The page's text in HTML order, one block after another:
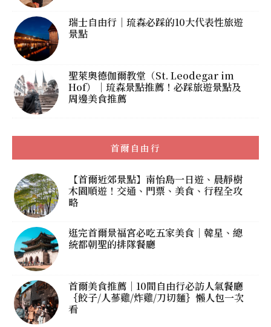
瑞士自由行｜琉森必踩的10大代表性旅遊
景點
聖萊奧德伽爾教堂（St. Leodegar im
Hof）｜琉森景點推薦！必踩旅遊景點及
周邊美食推薦
首爾自由行
【首爾近郊景點】南怡島一日遊、晨靜樹
木園順遊！交通、門票、美食、行程全攻
略
逛完首爾景福宮必吃五家美食｜韓星、總
統都朝聖的排隊餐廳
首爾美食推薦｜10間自由行必訪人氣餐廳
｛餃子/人蔘雞/炸雞/刀切麵｝懶人包一次
看